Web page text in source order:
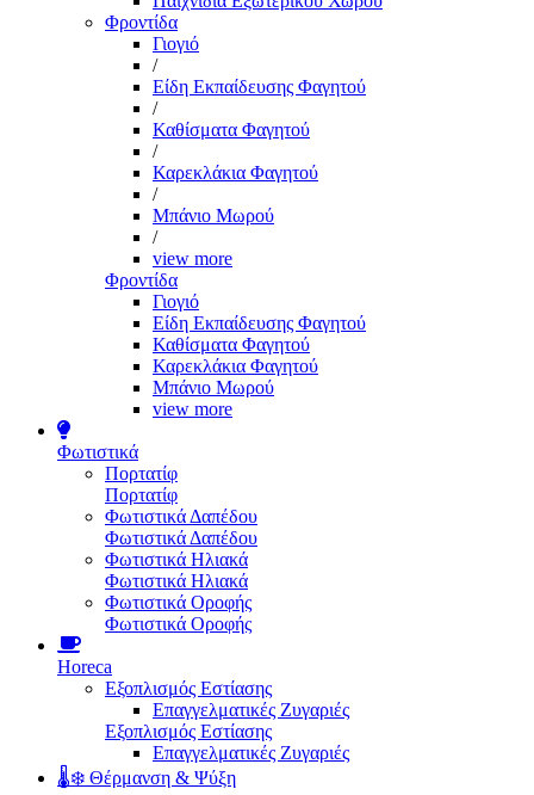
Φροντίδα
Γιογιό
/
Είδη Εκπαίδευσης Φαγητού
/
Καθίσματα Φαγητού
/
Καρεκλάκια Φαγητού
/
Μπάνιο Μωρού
/
view more
Φροντίδα
Γιογιό
Είδη Εκπαίδευσης Φαγητού
Καθίσματα Φαγητού
Καρεκλάκια Φαγητού
Μπάνιο Μωρού
view more
Φωτιστικά
Πορτατίφ
Πορτατίφ
Φωτιστικά Δαπέδου
Φωτιστικά Δαπέδου
Φωτιστικά Ηλιακά
Φωτιστικά Ηλιακά
Φωτιστικά Οροφής
Φωτιστικά Οροφής
Horeca
Εξοπλισμός Εστίασης
Επαγγελματικές Ζυγαριές
Εξοπλισμός Εστίασης
Επαγγελματικές Ζυγαριές
🌡️❄️ Θέρμανση & Ψύξη